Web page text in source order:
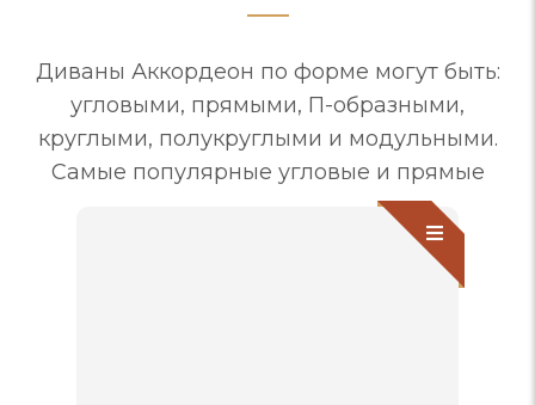
Диваны Аккордеон по форме могут быть:
угловыми, прямыми, П-образными,
круглыми, полукруглыми и модульными.
Самые популярные угловые и прямые